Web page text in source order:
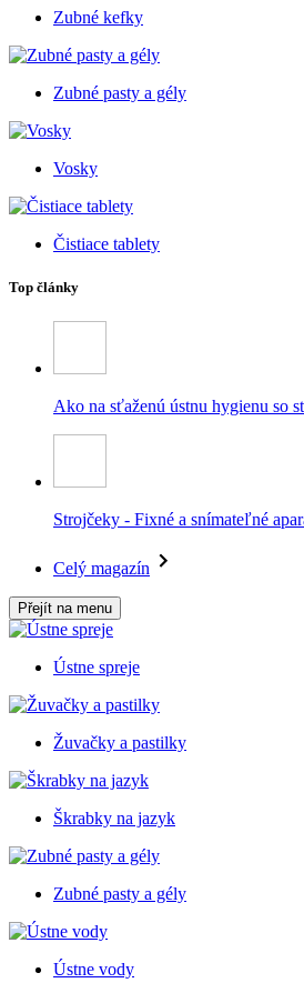
Zubné kefky
Zubné pasty a gély
Vosky
Čistiace tablety
Top články
Ako na sťaženú ústnu hygienu so
Strojčeky - Fixné a snímateľné
Celý magazín
Přejít na menu
Ústne spreje
Žuvačky a pastilky
Škrabky na jazyk
Zubné pasty a gély
Ústne vody